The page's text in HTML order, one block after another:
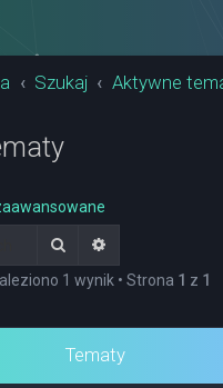
Szukaj Aktywne
Szukaj
1 wynik • Strona 1 z 1
Tematy